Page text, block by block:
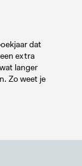
dat
extra
langer
Zo weet je